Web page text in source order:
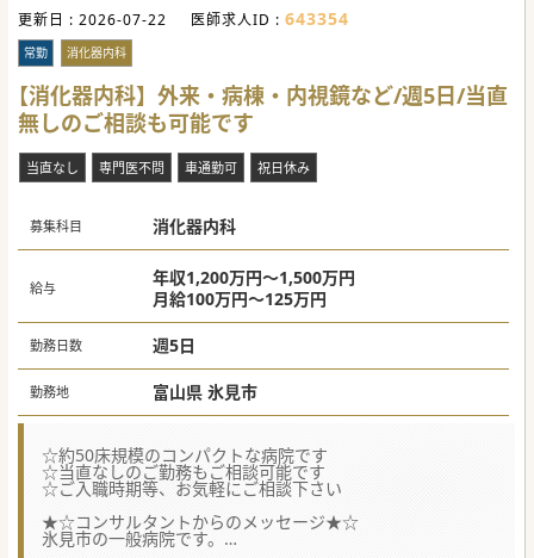
で、地域医療の質を維持しながら長期的な安定運営を目指し
ます。
【具体的な医療機関情報】
■創設70年以上の歴史を有し、長きにわたり地域住民の健康
と安心を支え続けてきた信頼の厚い地域密着型病院です。
■療養型の病床機能を持ちながらも、外来部門では小児から
高齢者まで幅広い世代の患者を受け入れているのが特徴で
す。
■職員への接遇研修に力を入れており、患者だけでなく働く
スタッフにとっても居心地の良い温かな環境を整えていま
#秋入職可
更新日 : 2026-07-22 医師求人ID : 643354
常勤 消化器内科
【消化器内科】外来・病棟・内視鏡など/週5日/当直
無しのご相談も可能です
当直なし 専門医不問 車通勤可 祝日休み
募集科目 消化器内科
給与
年収1,200万円～1,500万円
月給100万円～125万円
勤務日数 週5日
勤務地 富山県 氷見市
☆約50床規模のコンパクトな病院です
☆当直なしのご勤務もご相談可能です
☆ご入職時期等、お気軽にご相談下さい
★☆コンサルタントからのメッセージ★☆
氷見市の一般病院です。